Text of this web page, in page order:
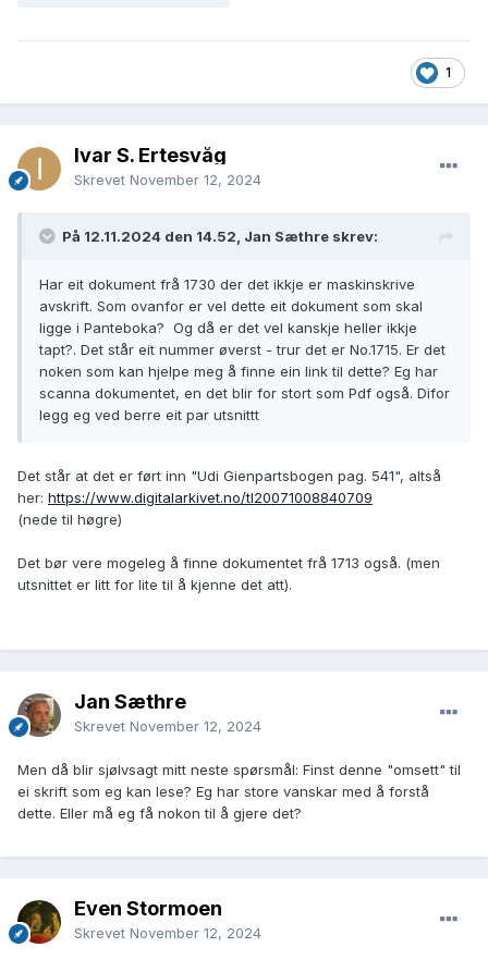
1
Ivar S. Ertesvåg
Skrevet November 12, 2024
På 12.11.2024 den 14.52, Jan Sæthre skrev:
Har eit dokument frå 1730 der det ikkje er maskinskrive
avskrift. Som ovanfor er vel dette eit dokument som skal
ligge i Panteboka? Og då er det vel kanskje heller ikkje
tapt?. Det står eit nummer øverst - trur det er No.1715. Er det
noken som kan hjelpe meg å finne ein link til dette? Eg har
scanna dokumentet, en det blir for stort som Pdf også. Difor
legg eg ved berre eit par utsnittt
Det står at det er ført inn "Udi Gienpartsbogen pag. 541", altså
her: https://www.digitalarkivet.no/tl20071008840709
(nede til høgre)
Det bør vere mogeleg å finne dokumentet frå 1713 også. (men
utsnittet er litt for lite til å kjenne det att).
Jan Sæthre
Skrevet November 12, 2024
Men då blir sjølvsagt mitt neste spørsmål: Finst denne "omsett" til
ei skrift som eg kan lese? Eg har store vanskar med å forstå
dette. Eller må eg få nokon til å gjere det?
Even Stormoen
Skrevet November 12, 2024